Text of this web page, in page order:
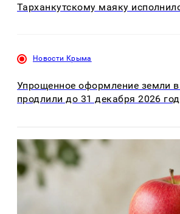
Тарханкутскому маяку
Новости Крыма
Упрощенное оформление земли
продлили до 31 декабря 2026